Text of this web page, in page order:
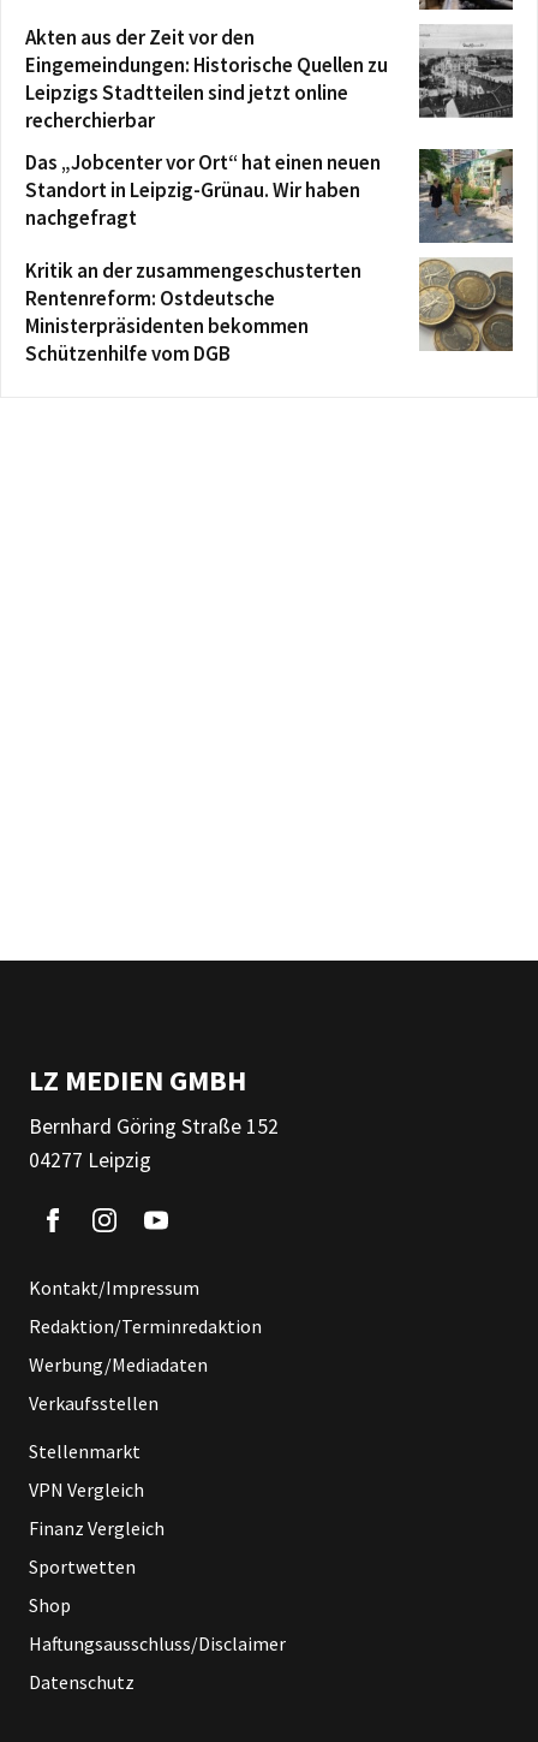
Akten aus der Zeit vor den
Eingemeindungen: Historische Quellen zu
Leipzigs Stadtteilen sind jetzt online
recherchierbar
Das „Jobcenter vor Ort“ hat einen neuen
Standort in Leipzig-Grünau. Wir haben
nachgefragt
Kritik an der zusammengeschusterten
Rentenreform: Ostdeutsche
Ministerpräsidenten bekommen
Schützenhilfe vom DGB
LZ MEDIEN GMBH
Bernhard Göring Straße 152
04277 Leipzig
Kontakt/Impressum
Redaktion/Terminredaktion
Werbung/Mediadaten
Verkaufsstellen
Stellenmarkt
VPN Vergleich
Finanz Vergleich
Sportwetten
Shop
Haftungsausschluss/Disclaimer
Datenschutz